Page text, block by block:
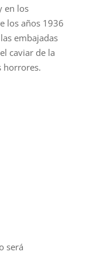
en los
los años 1936
embajadas
caviar de la
horrores.
será